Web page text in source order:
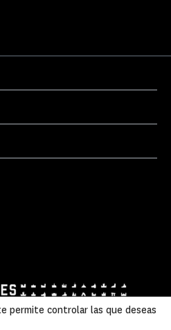
permite controlar las que deseas